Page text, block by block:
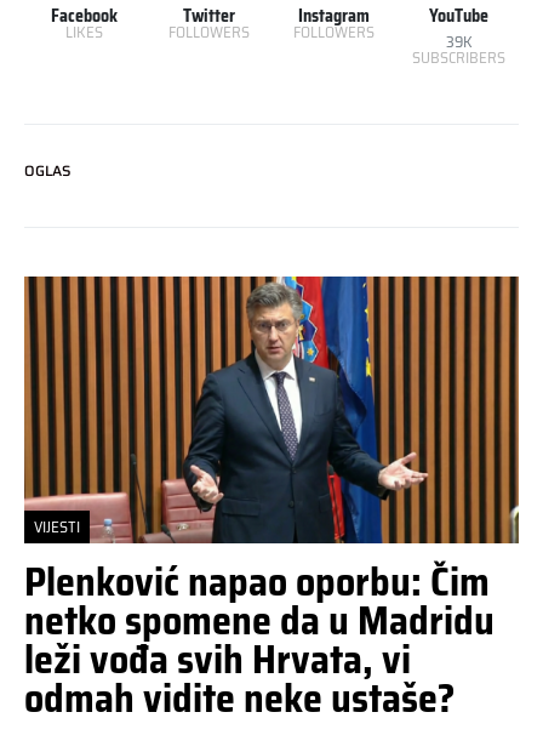
Facebook
LIKES
Twitter
FOLLOWERS
Instagram
FOLLOWERS
YouTube
39K
SUBSCRIBERS
OGLAS
VIJESTI
Plenković napao oporbu: Čim
netko spomene da u Madridu
leži vođa svih Hrvata, vi
odmah vidite neke ustaše?